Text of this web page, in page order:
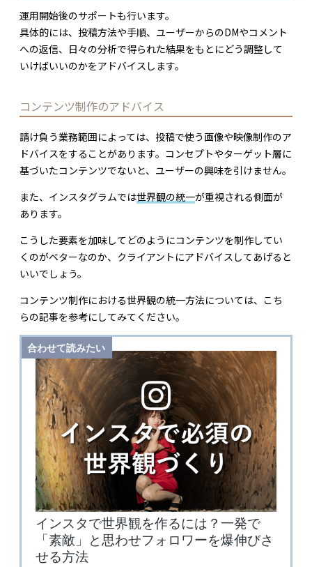
運用開始後のサポートも行います。
具体的には、投稿方法や手順、ユーザーからのDMやコメント
への返信、日々の分析で得られた結果をもとにどう調整して
いけばいいのかをアドバイスします。
コンテンツ制作のアドバイス
請け負う業務範囲によっては、投稿で使う画像や映像制作のア
ドバイスをすることがあります。コンセプトやターゲット層に
基づいたコンテンツでないと、ユーザーの興味を引けません。
また、インスタグラムでは世界観の統一が重視される側面が
あります。
こうした要素を加味してどのようにコンテンツを制作してい
くのがベターなのか、クライアントにアドバイスしてあげると
いいでしょう。
コンテンツ制作における世界観の統一方法については、こち
らの記事を参考にしてみてください。